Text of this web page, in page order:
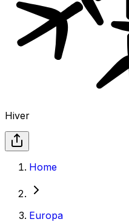
Hiver
Home
Europa